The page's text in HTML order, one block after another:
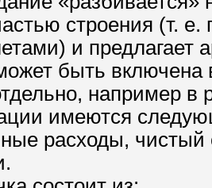
строения (т.
и предлагает
быть
например в
имеются
расходы,